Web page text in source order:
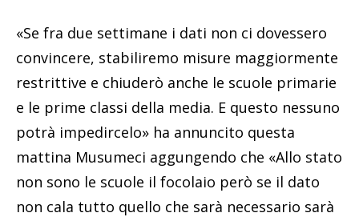
«Se fra due settimane i dati non ci dovessero
convincere, stabiliremo misure maggiormente
restrittive e chiuderò anche le scuole primarie
e le prime classi della media. E questo nessuno
potrà impedircelo» ha annuncito questa
mattina Musumeci aggungendo che «Allo stato
non sono le scuole il focolaio però se il dato
non cala tutto quello che sarà necessario sarà